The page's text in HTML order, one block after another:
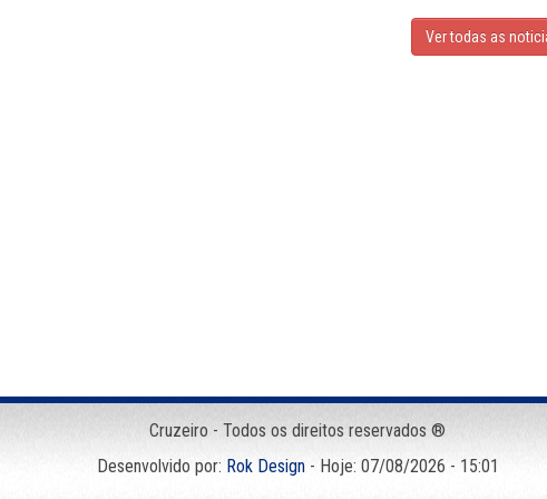
Ver todas as
Cruzeiro - Todos os direitos reservados ®
Desenvolvido por: Rok Design- Hoje: 07/08/2026 - 15:01